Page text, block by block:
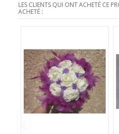
LES CLIENTS QUI ONT ACHETÉ CE
ACHETÉ :